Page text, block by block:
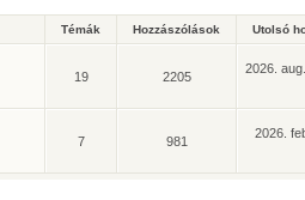
Témák Hozzászólások Utolsó
19 2205
2026.
7 981
2026.